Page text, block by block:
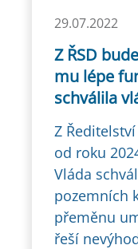
29.07.2022
Z ŘSD
mu lépe
schválila
Z
od roku
Vláda
pozemních
přeměnu
řeší